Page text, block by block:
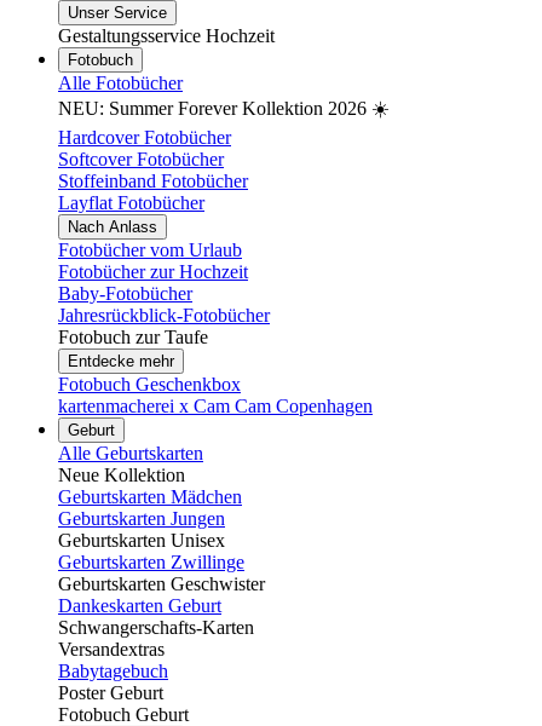
Unser Service
Gestaltungsservice Hochzeit
Fotobuch
Alle Fotobücher
NEU: Summer Forever Kollektion 2026 ☀️
Hardcover Fotobücher
Softcover Fotobücher
Stoffeinband Fotobücher
Layflat Fotobücher
Nach Anlass
Fotobücher vom Urlaub
Fotobücher zur Hochzeit
Baby-Fotobücher
Jahresrückblick-Fotobücher
Fotobuch zur Taufe
Entdecke mehr
Fotobuch Geschenkbox
kartenmacherei x Cam Cam Copenhagen
Geburt
Alle Geburtskarten
Neue Kollektion
Geburtskarten Mädchen
Geburtskarten Jungen
Geburtskarten Unisex
Geburtskarten Zwillinge
Geburtskarten Geschwister
Dankeskarten Geburt
Schwangerschafts-Karten
Versandextras
Babytagebuch
Poster Geburt
Fotobuch Geburt